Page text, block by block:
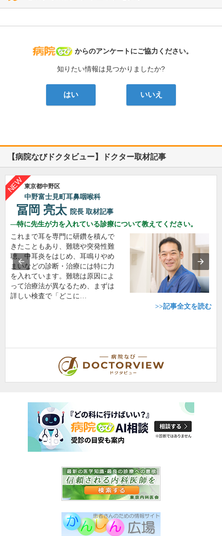
病院なび
からのアンケートにご協力ください。
知りたい情報は見つかりましたか?
はい いいえ
【病院なびドクタビュー】ドクター取材記事
東京都中野区
中野富士見町耳鼻咽喉科
冨岡 亮太 院長 取材記事
特に先生が力を入れている診療について教えてください。
これまで耳を専門に研鑽を積んで
きたこともあり、難聴や突発性難
聴、中耳炎をはじめ、耳鳴りやめ
まいなどの診断・治療には特に力
を入れています。難聴は原因によ
って治療法が異なるため、まずは
詳しい検査で「どこに…
>>記事全文を読む